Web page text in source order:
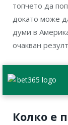
топчето да
докато може
думи в
очакван
Колко е